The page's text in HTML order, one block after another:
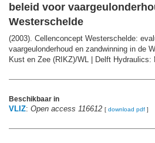
beleid voor
Westerschelde
(2003). Cellenconcept Westerschelde:
vaargeulonderhoud en zandwinning in de
Kust en Zee (RIKZ)/WL | Delft Hydraulics:
Beschikbaar in
VLIZ: Open access 116612 [ download pdf ]